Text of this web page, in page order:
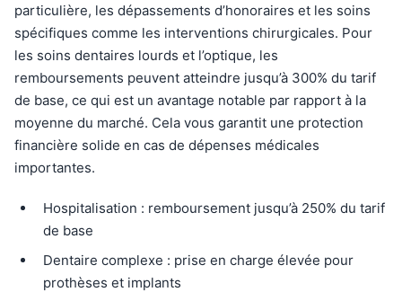
particulière, les dépassements d’honoraires et les soins
spécifiques comme les interventions chirurgicales. Pour
les soins dentaires lourds et l’optique, les
remboursements peuvent atteindre jusqu’à 300% du tarif
de base, ce qui est un avantage notable par rapport à la
moyenne du marché. Cela vous garantit une protection
financière solide en cas de dépenses médicales
importantes.
Hospitalisation : remboursement jusqu’à 250% du tarif
de base
Dentaire complexe : prise en charge élevée pour
prothèses et implants